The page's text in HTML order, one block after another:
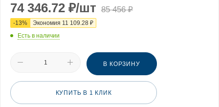
74 346.72 ₽/шт 85 456₽
-13% Экономия 11 109.28 ₽
Есть в наличии
В КОРЗИНУ
КУПИТЬ В 1 КЛИК